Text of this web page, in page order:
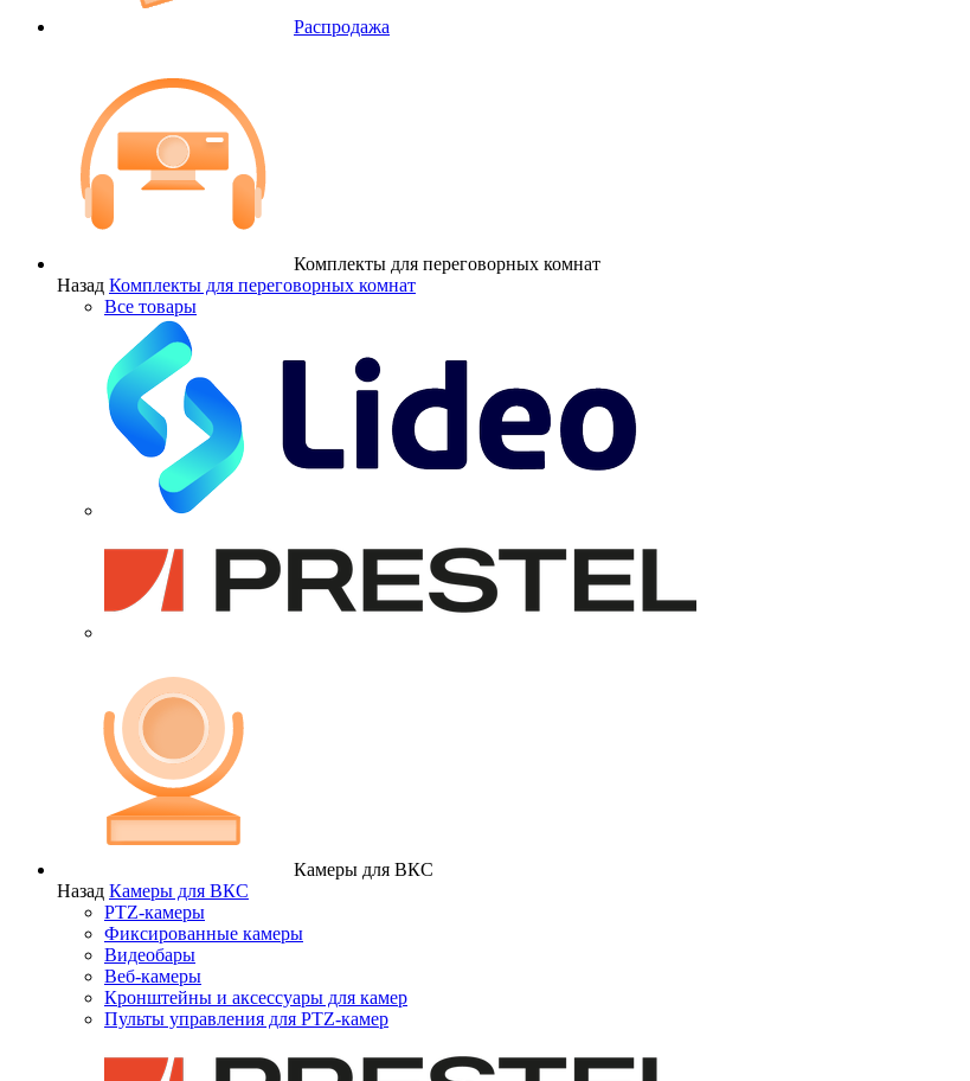
Распродажа
Комплекты для переговорных комнат
Назад Комплекты для переговорных комнат
Все товары
Камеры для ВКС
Назад Камеры для ВКС
PTZ-камеры
Фиксированные камеры
Видеобары
Веб-камеры
Кронштейны и аксессуары для камер
Пульты управления для PTZ-камер